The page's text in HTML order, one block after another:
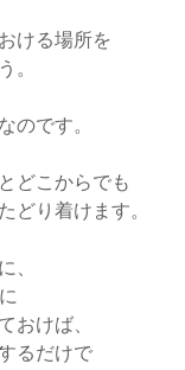
ける場所を
。
のです。
どこからでも
どり着けます。
、
おけば、
るだけで